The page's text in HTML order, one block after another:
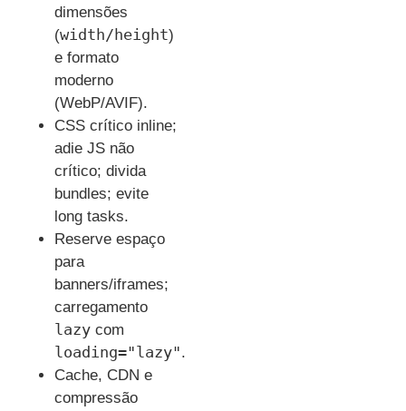
dimensões
(width/height)
e formato
moderno
(WebP/AVIF).
CSS crítico inline;
adie JS não
crítico; divida
bundles; evite
long tasks.
Reserve espaço
para
banners/iframes;
carregamento
lazy com
loading="lazy".
Cache, CDN e
compressão